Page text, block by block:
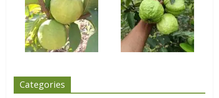
Categories